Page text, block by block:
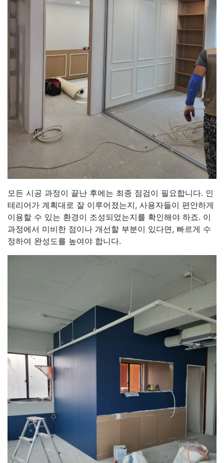
모든 시공 과정이 끝난 후에는 최종 점검이 필요합니다. 인
테리어가 계획대로 잘 이루어졌는지, 사용자들이 편안하게
이용할 수 있는 환경이 조성되었는지를 확인해야 하죠. 이
과정에서 미비한 점이나 개선할 부분이 있다면, 빠르게 수
정하여 완성도를 높여야 합니다.